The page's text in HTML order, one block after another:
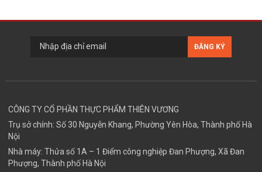
CÔNG TY CỔ PHẦN THỰC PHẨM THIÊN VƯƠNG
Trụ sở chính: Số 30 Nguyễn Khang, Phường Yên Hòa, Thành phố Hà
Nội
Nhà máy: Thửa số 1A – 1 Điểm công nghiệp Đan Phượng, Xã Đan
Phượng, Thành phố Hà Nội